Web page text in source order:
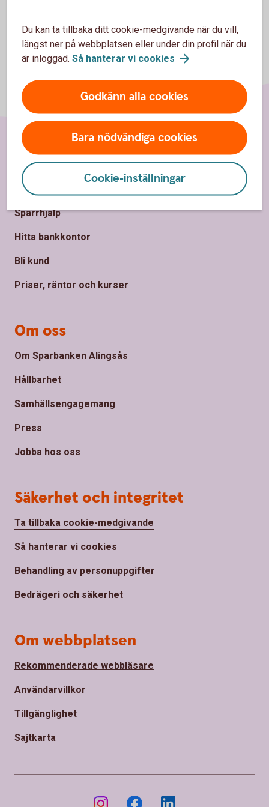
Du kan ta tillbaka ditt cookie-medgivande när du vill,
längst ner på webbplatsen eller under din profil när du
är inloggad. Så hanterar vi cookies
Godkänn alla cookies
Bara nödvändiga cookies
Cookie-inställningar
Sidfot
Hitta snabbt
Kontakta oss
Spärrhjälp
Hitta bankkontor
Bli kund
Priser, räntor och kurser
Om oss
Om Sparbanken Alingsås
Hållbarhet
Samhällsengagemang
Press
Jobba hos oss
Säkerhet och integritet
Ta tillbaka cookie-medgivande
Så hanterar vi cookies
Behandling av personuppgifter
Bedrägeri och säkerhet
Om webbplatsen
Rekommenderade webbläsare
Användarvillkor
Tillgänglighet
Sajtkarta